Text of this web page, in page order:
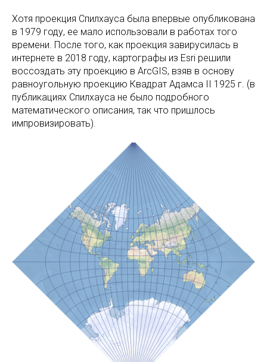
Хотя проекция Спилхауса была впервые опубликована
в 1979 году, ее мало использовали в работах того
времени. После того, как проекция завирусилась в
интернете в 2018 году, картографы из Esri решили
воссоздать эту проекцию в ArcGIS, взяв в основу
равноугольную проекцию Квадрат Адамса II 1925 г. (в
публикациях Спилхауса не было подробного
математического описания, так что пришлось
импровизировать).